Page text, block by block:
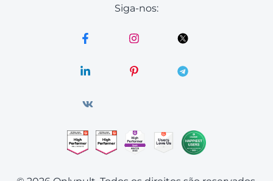
Siga-nos: